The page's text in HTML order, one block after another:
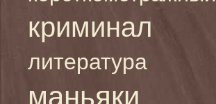
криминал
литература
маньяки